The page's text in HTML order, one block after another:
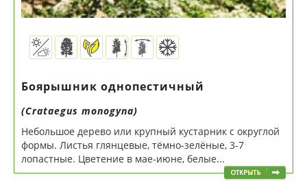
Боярышник однопестичный
(Crataegus monogyna)
Небольшое дерево или крупный кустарник с округлой
формы. Листья глянцевые, тёмно-зелёные, 3-7
лопастные. Цветение в мае-июне, белые...